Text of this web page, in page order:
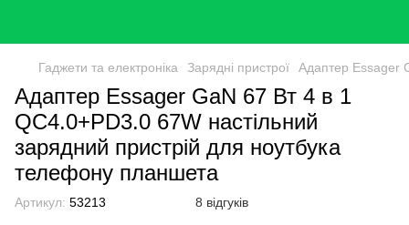
Гаджети та електроніка Зарядні пристрої Адаптер Essager
Адаптер Essager GaN 67 Вт 4 в 1
QC4.0+PD3.0 67W настільний
зарядний пристрій для ноутбука
телефону планшета
Артикул: 53213 8 відгуків